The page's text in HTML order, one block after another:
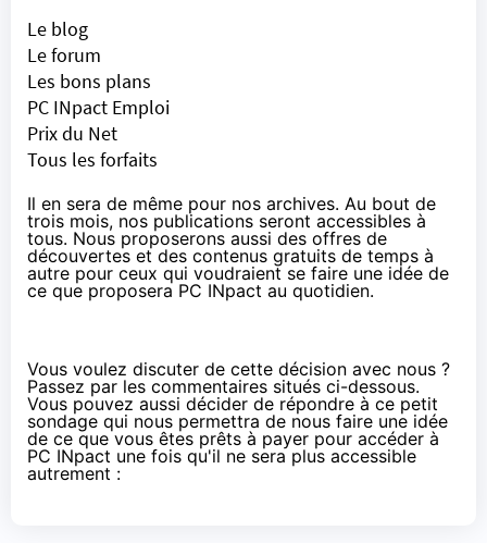
Le blog
Le forum
Les bons plans
PC INpact Emploi
Prix du Net
Tous les forfaits
Il en sera de même pour nos archives. Au bout de
trois mois, nos publications seront accessibles à
tous. Nous proposerons aussi des offres de
découvertes et des contenus gratuits de temps à
autre pour ceux qui voudraient se faire une idée de
ce que proposera PC INpact au quotidien.
Vous voulez discuter de cette décision avec nous ?
Passez par les commentaires situés ci-dessous.
Vous pouvez aussi décider de répondre à ce petit
sondage qui nous permettra de nous faire une idée
de ce que vous êtes prêts à payer pour accéder à
PC INpact une fois qu'il ne sera plus accessible
autrement :